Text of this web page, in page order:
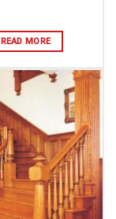
READ MORE